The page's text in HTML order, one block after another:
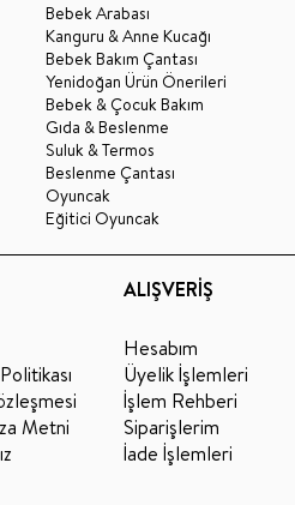
Bebek Arabası
Kanguru & Anne Kucağı
Bebek Bakım Çantası
Yenidoğan Ürün Önerileri
Bebek & Çocuk Bakım
Gıda & Beslenme
Suluk & Termos
Beslenme Çantası
Oyuncak
Eğitici Oyuncak
Metni
ALIŞVERİŞ
Hesabım
Üyelik İşlemleri
İşlem Rehberi
Siparişlerim
İade İşlemleri